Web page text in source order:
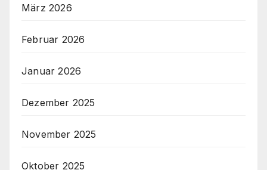
März 2026
Februar 2026
Januar 2026
Dezember 2025
November 2025
Oktober 2025